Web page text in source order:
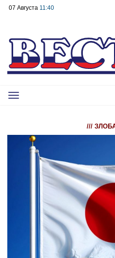
07 Августа 11:40
Toggle
///